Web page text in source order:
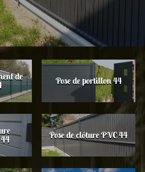
de Pose de portillon 44
Pose de clôture PVC 44